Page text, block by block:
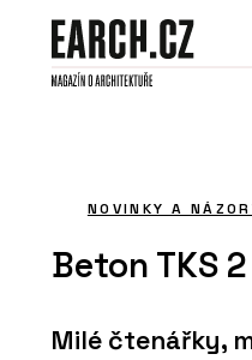
NOVINKY A
Beton TKS 2
Milé čtenářky,